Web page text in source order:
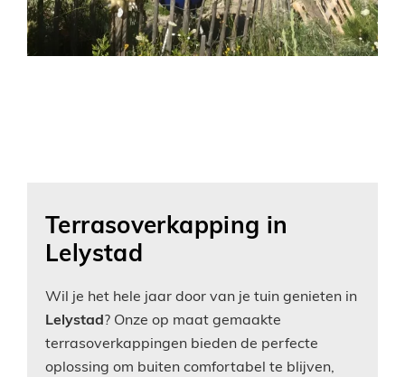
Terrasoverkapping in
Lelystad
Wil je het hele jaar door van je tuin genieten in
Lelystad? Onze op maat gemaakte
terrasoverkappingen bieden de perfecte
oplossing om buiten comfortabel te blijven,